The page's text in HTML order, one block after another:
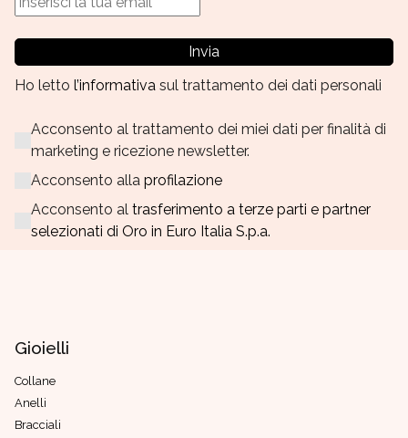
Invia
Ho letto l’informativa sul trattamento dei dati personali
Acconsento al trattamento dei miei dati per finalità di
marketing e ricezione newsletter.
Acconsento alla profilazione
Acconsento al trasferimento a terze parti e partner
selezionati di Oro in Euro Italia S.p.a.
Gioielli
Collane
Anelli
Bracciali